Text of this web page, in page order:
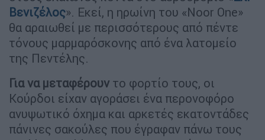
Βενιζέλος». Εκεί, η ηρωίνη του «Noor One»
θα αραιωθεί με περισσότερους από πέντε
τόνους μαρμαρόσκονης από ένα λατομείο
της Πεντέλης.
Για να μεταφέρουν το φορτίο τους, οι
Κούρδοι είχαν αγοράσει ένα περονοφόρο
ανυψωτικό όχημα και αρκετές εκατοντάδες
πάνινες σακούλες που έγραφαν πάνω τους